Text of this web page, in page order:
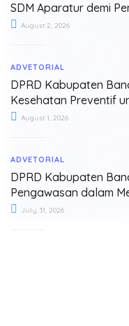
SDM Aparatur demi
August 2, 2026
ADVETORIAL
DPRD Kabupaten
Kesehatan Preventif
August 1, 2026
ADVETORIAL
DPRD Kabupaten
Pengawasan dalam
July 31, 2026